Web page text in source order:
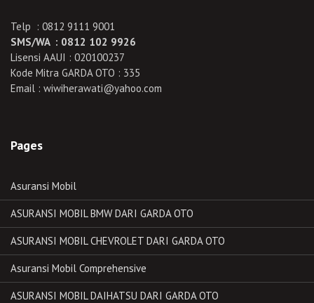
Telp : 0812 9111 9001
SMS/WA : 0812 102 9926
Lisensi AAUI : 020100237
Kode Mitra GARDA OTO : 335
Email : wiwiherawati@yahoo.com
Pages
Asuransi Mobil
ASURANSI MOBIL BMW DARI GARDA OTO
ASURANSI MOBIL CHEVROLET DARI GARDA OTO
Asuransi Mobil Comprehensive
ASURANSI MOBIL DAIHATSU DARI GARDA OTO